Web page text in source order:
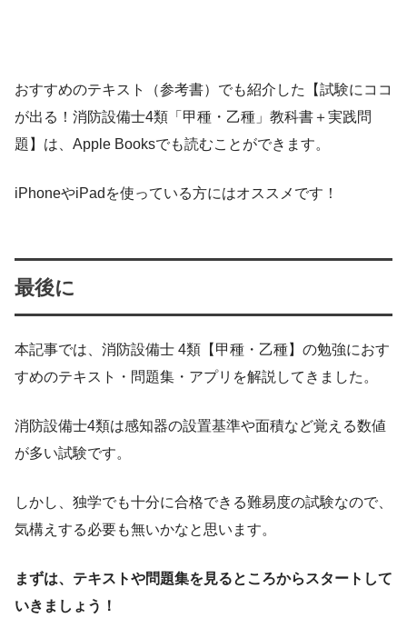
おすすめのテキスト（参考書）でも紹介した【試験にココ
が出る！消防設備士4類「甲種・乙種」教科書＋実践問
題】は、Apple Booksでも読むことができます。
iPhoneやiPadを使っている方にはオススメです！
最後に
本記事では、消防設備士 4類【甲種・乙種】の勉強におす
すめのテキスト・問題集・アプリを解説してきました。
消防設備士4類は感知器の設置基準や面積など覚える数値
が多い試験です。
しかし、独学でも十分に合格できる難易度の試験なので、
気構えする必要も無いかなと思います。
まずは、テキストや問題集を見るところからスタートして
いきましょう！